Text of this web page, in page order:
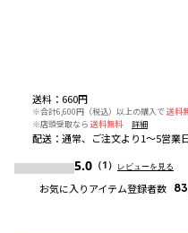
送料 ： 660円
※合計6,600円（税込）以上の購入で 送料
※店頭受取なら 送料無料 詳細
配送 ： 通常、ご注文より1～5営業
5.0 （1） レビューを見る
お気に入りアイテム登録者数 83